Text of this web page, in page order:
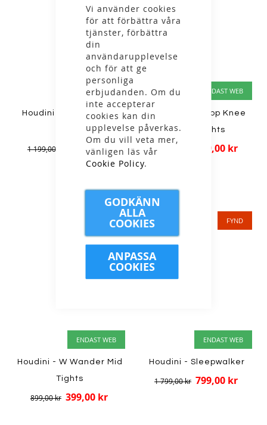
Vi använder cookies
för att förbättra våra
tjänster, förbättra
din
användarupplevelse
och för att ge
personliga
erbjudanden. Om du
inte accepterar
cookies kan din
upplevelse påverkas.
Om du vill veta mer,
vänligen läs vår
Cookie Policy.
GODKÄNN
ALLA
COOKIES
ANPASSA
COOKIES
ENDAST WEB
Houdini - W Moonwalk
1 199,00 kr 599,00 kr
ENDAST WEB
Houdini - W Drop Knee
Power Tights
1 299,00 kr 599,00 kr
FYND
ENDAST WEB
Houdini - W Wander Mid
Tights
899,00 kr 399,00 kr
FYND
ENDAST WEB
Houdini - Sleepwalker
1 799,00 kr 799,00 kr